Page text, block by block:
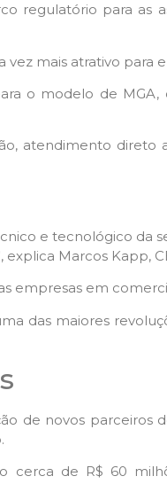
regulatório para as
mais atrativo para
o modelo de
atendimento
e tecnológico da
Marcos Kapp,
empresas em
das maiores
de novos parceiros
de R$ 60